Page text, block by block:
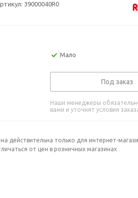
39000040R0
Мало
Под заказ
Наши менеджеры
вами и уточнят условия
действительна только для интернет-
от цен в розничных магазинах